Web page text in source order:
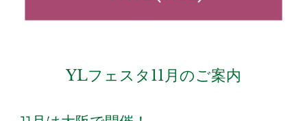
YLフェスタ11月のご案内